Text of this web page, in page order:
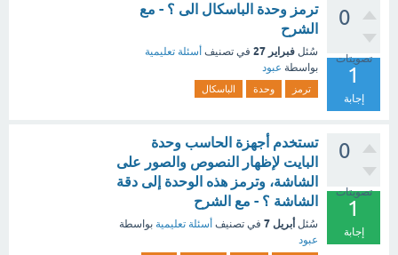
0
تصويتات
1
إجابة
ترمز وحدة الباسكال الى ؟ - مع
الشرح
سُئل فبراير 27 في تصنيف أسئلة تعليمية
بواسطة عبود
ترمز وحدة الباسكال
0
تصويتات
1
إجابة
تستخدم أجهزة الحاسب وحدة
البايت لإظهار النصوص والصور على
الشاشة، وترمز هذه الوحدة إلى دقة
الشاشة ؟ - مع الشرح
سُئل أبريل 7 في تصنيف أسئلة تعليمية بواسطة
عبود